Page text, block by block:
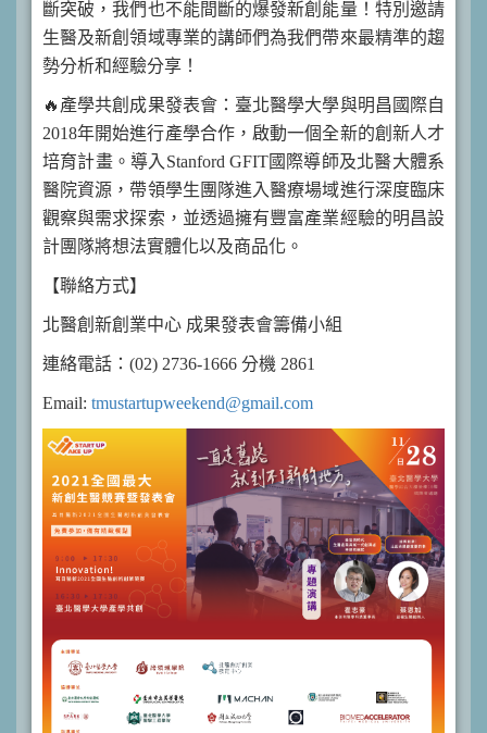
斷突破，我們也不能間斷的爆發新創能量！特別邀請
生醫及新創領域專業的講師們為我們帶來最精準的趨
勢分析和經驗分享！
🔥產學共創成果發表會：臺北醫學大學與明昌國際自
2018年開始進行產學合作，啟動一個全新的創新人才
培育計畫。導入Stanford GFIT國際導師及北醫大體系
醫院資源，帶領學生團隊進入醫療場域進行深度臨床
觀察與需求探索，並透過擁有豐富產業經驗的明昌設
計團隊將想法實體化以及商品化。
【聯絡方式】
北醫創新創業中心 成果發表會籌備小組
連絡電話：(02) 2736-1666 分機 2861
Email: tmustartupweekend@gmail.com